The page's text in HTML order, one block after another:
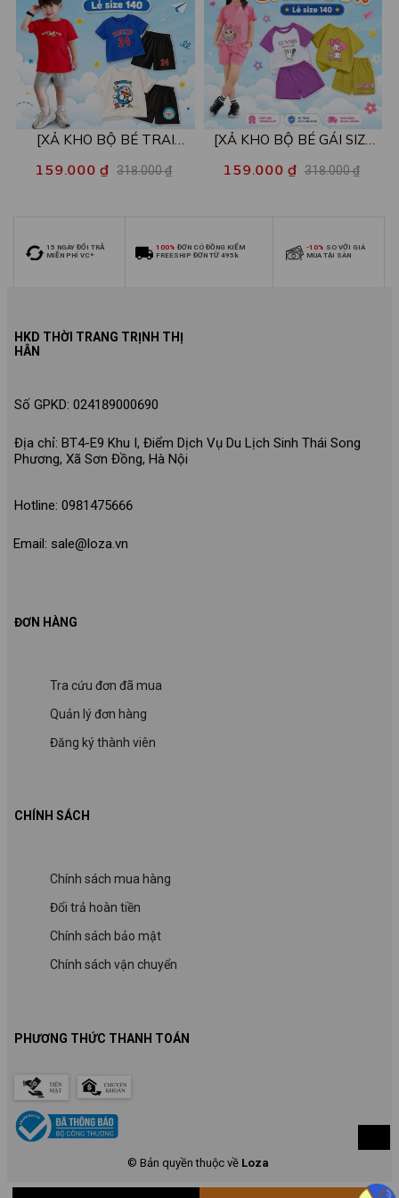
[XẢ KHO BỘ BÉ TRAI
nhiều mẫu - Quần áo bé trai
159.000 ₫ 318.000 ₫
[XẢ KHO BỘ BÉ GÁI SIZE
mẫu - Quần áo bé gái từ 26-
159.000 ₫ 318.000 ₫
15 NGÀY ĐỔI TRẢ
MIỄN PHÍ VC*
100% ĐƠN CÓ ĐỒNG KIỂM
FREESHIP ĐƠN TỪ 495k
-10% SO VỚI GIÁ
MUA TẠI SÀN
CHÍNH SÁCH
Chính sách mua hàng
Đổi trả hoàn tiền
Chính sách bảo mật
Chính sách vận chuyển
HKD THỜI TRANG TRỊNH THỊ
HÂN
Số GPKD: 024189000690
Địa chỉ: BT4-E9 Khu I, Điểm Dịch Vụ Du Lịch Sinh Thái Song
Phương, Xã Sơn Đồng, Hà Nội
Hotline: 0981475666
Email: sale@loza.vn
© Bản quyền thuộc về Loza
ĐƠN HÀNG
Tra cứu đơn đã mua
Quản lý đơn hàng
Đăng ký thành viên
PHƯƠNG THỨC THANH TOÁN